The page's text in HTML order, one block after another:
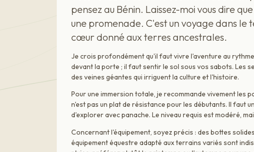
pensez au Bénin. Laissez-moi vous dire
une promenade. C'est un voyage dans le
cœur donné aux terres ancestrales.
Je crois profondément qu'il faut vivre l'aventure au
devant la porte ; il faut sentir le sol sous vos sabots. Les
des veines géantes qui irriguent la culture et l'histoire.
Pour une immersion totale, je recommande vivement les
n'est pas un plat de résistance pour les débutants. Il faut
d'explorer avec panache. Le niveau requis est modéré,
Concernant l'équipement, soyez précis : des bottes
équipement équestre adapté aux terrains variés sont